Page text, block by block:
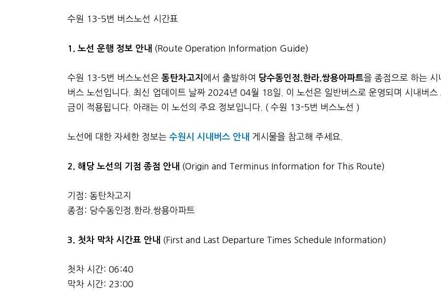
본문
수원 13-5번 버스노선 시간표
1. 노선 운행 정보 안내 (Route Operation Information Guide)
수원 13-5번 버스노선은 동탄차고지 에서 출발하여 당수동인정.한라.쌍용아파트을 종점으로 하는 시
버스 노선입니다. 최신 업데이트 날짜 2024년 04월 18일. 이 노선은 일반버스로 운영되며 시내버스
금이 적용됩니다. 아래는 이 노선의 주요 정보입니다. ( 수원 13-5번 버스노선 )
노선에 대한 자세한 정보는 수원시 시내버스 안내 게시물을 참고해 주세요.
2. 해당 노선의 기점 종점 안내 (Origin and Terminus Information for This Route)
기점: 동탄차고지
종점: 당수동인정.한라.쌍용아파트
3. 첫차 막차 시간표 안내 (First and Last Departure Times Schedule Information)
첫차 시간: 06:40
막차 시간: 23:00